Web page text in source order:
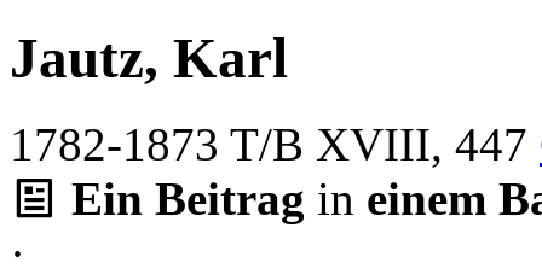
Jautz, Karl
1782-1873 T/B XVIII, 447
Ein Beitrag in einem
·